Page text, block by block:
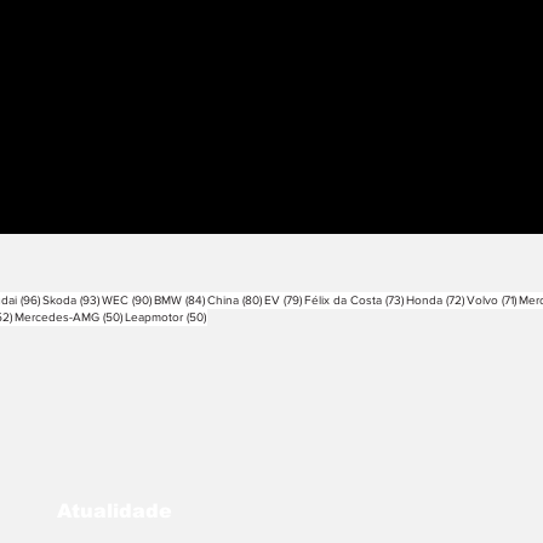
(96)96 posts
Skoda (93)93 posts
WEC (90)90 posts
BMW (84)84 posts
China (80)80 posts
EV (79)79 posts
Félix da Costa (73)73 posts
Honda (72)72 posts
Volvo (71)71
52 posts
Mercedes-AMG (50)50 posts
Leapmotor (50)50 posts